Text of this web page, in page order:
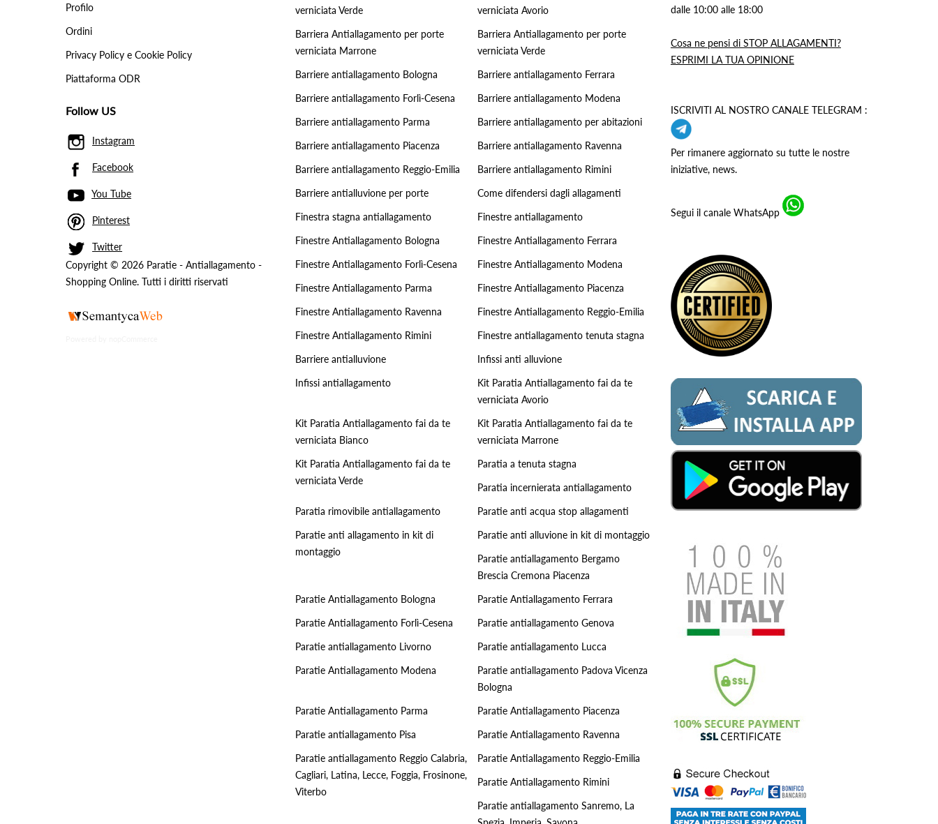
Profilo
Ordini
Privacy Policy e Cookie Policy
Piattaforma ODR
Follow US
Instagram
Facebook
You Tube
Pinterest
Twitter
Copyright © 2026 Paratie - Antiallagamento -
Shopping Online. Tutti i diritti riservati
verniciata Verde
verniciata Avorio
Barriera Antiallagamento per porte
verniciata Marrone
Barriera Antiallagamento per porte
verniciata Verde
Barriere antiallagamento Bologna
Barriere antiallagamento Ferrara
Barriere antiallagamento Forlì-Cesena
Barriere antiallagamento Modena
Barriere antiallagamento Parma
Barriere antiallagamento per abitazioni
Barriere antiallagamento Piacenza
Barriere antiallagamento Ravenna
Barriere antiallagamento Reggio-Emilia
Barriere antiallagamento Rimini
Barriere antialluvione per porte
Come difendersi dagli allagamenti
Finestra stagna antiallagamento
Finestre antiallagamento
Finestre Antiallagamento Bologna
Finestre Antiallagamento Ferrara
Finestre Antiallagamento Forlì-Cesena
Finestre Antiallagamento Modena
Finestre Antiallagamento Parma
Finestre Antiallagamento Piacenza
Finestre Antiallagamento Ravenna
Finestre Antiallagamento Reggio-Emilia
Finestre Antiallagamento Rimini
Finestre antiallagamento tenuta stagna
Barriere antialluvione
Infissi anti alluvione
Infissi antiallagamento
Kit Paratia Antiallagamento fai da te
verniciata Avorio
Kit Paratia Antiallagamento fai da te
verniciata Bianco
Kit Paratia Antiallagamento fai da te
verniciata Marrone
Kit Paratia Antiallagamento fai da te
verniciata Verde
Paratia a tenuta stagna
Paratia incernierata antiallagamento
Paratia rimovibile antiallagamento
Paratie anti acqua stop allagamenti
Paratie anti allagamento in kit di
montaggio
Paratie anti alluvione in kit di montaggio
Paratie antiallagamento Bergamo
Brescia Cremona Piacenza
Paratie Antiallagamento Bologna
Paratie Antiallagamento Ferrara
Paratie Antiallagamento Forlì-Cesena
Paratie antiallagamento Genova
Paratie antiallagamento Livorno
Paratie antiallagamento Lucca
Paratie Antiallagamento Modena
Paratie antiallagamento Padova Vicenza
Bologna
Paratie Antiallagamento Parma
Paratie Antiallagamento Piacenza
Paratie antiallagamento Pisa
Paratie Antiallagamento Ravenna
Paratie antiallagamento Reggio Calabria,
Cagliari, Latina, Lecce, Foggia, Frosinone,
Viterbo
Paratie Antiallagamento Reggio-Emilia
Paratie Antiallagamento Rimini
Paratie antiallagamento Sanremo, La
dalle 10:00 alle 18:00
Cosa ne pensi di STOP ALLAGAMENTI?
ESPRIMI LA TUA OPINIONE
ISCRIVITI AL NOSTRO CANALE TELEGRAM :
Per rimanere aggiornato su tutte le nostre
iniziative, news.
Segui il canale WhatsApp